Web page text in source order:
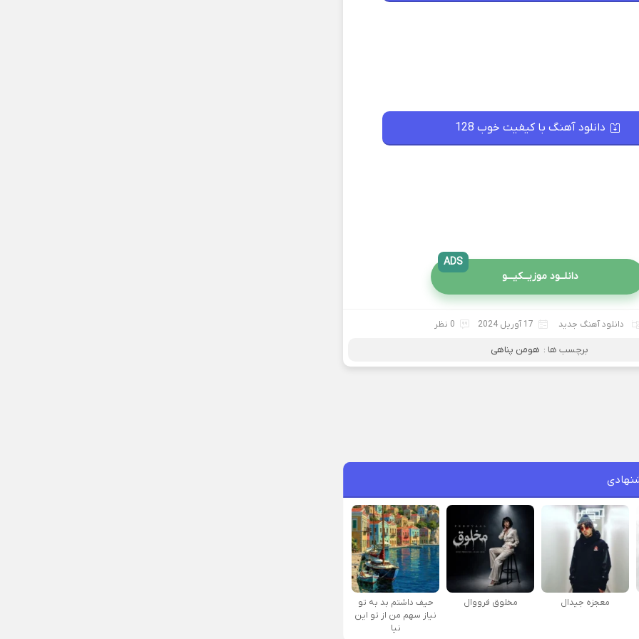
دانلود آهنگ با کیفیت خوب 128
دانلــود موزیــکیـــو
ADS
دانلود آهنگ جدید 17 آوریل 2024 0 نظر
برچسب ها : هومن پناهی
معجزه جیدال مخلوق فرووال
حیف داشتم بد به تو
نیاز سهم من از تو این
نیا